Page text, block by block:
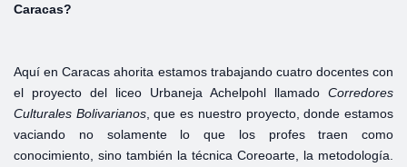
Caracas?
Aquí en Caracas ahorita estamos trabajando cuatro docentes con
el proyecto del liceo Urbaneja Achelpohl llamado Corredores
Culturales Bolivarianos, que es nuestro proyecto, donde estamos
vaciando no solamente lo que los profes traen como
conocimiento, sino también la técnica Coreoarte, la metodología.